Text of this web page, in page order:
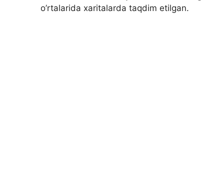
o’rtalarida xaritalarda taqdim etilgan.